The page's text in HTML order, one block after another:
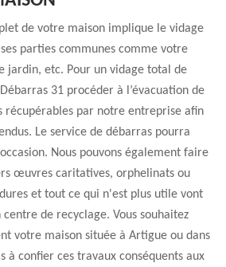
de votre maison implique le vidage
parties communes comme votre
jardin, etc. Pour un vidage total de
31 procéder à l’évacuation de
récupérables par notre entreprise afin
Le service de débarras pourra
Nous pouvons également faire
œuvres caritatives, orphelinats ou
et tout ce qui n'est plus utile vont
de recyclage. Vous souhaitez
votre maison située à Artigue ou dans
à confier ces travaux conséquents aux